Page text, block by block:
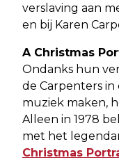
verslaving aan
en bij Karen
A Christmas
Ondanks hun
de Carpenters in
muziek maken,
Alleen in 1978
met het
Christmas